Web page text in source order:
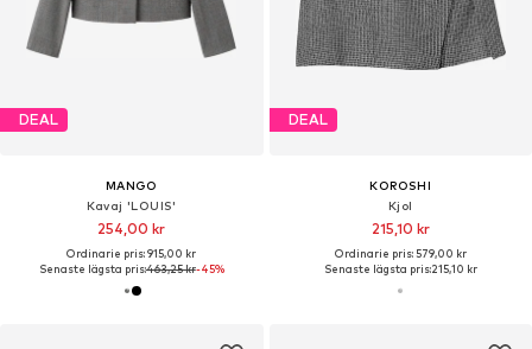
DEAL
MANGO
Kavaj 'LOUIS'
254,00 kr
Ordinarie pris: 915,00 kr
Senaste lägsta pris:463,25 kr-45%
DEAL
KOROSHI
Kjol
215,10 kr
Ordinarie pris: 579,00 kr
Senaste lägsta pris:215,10 kr